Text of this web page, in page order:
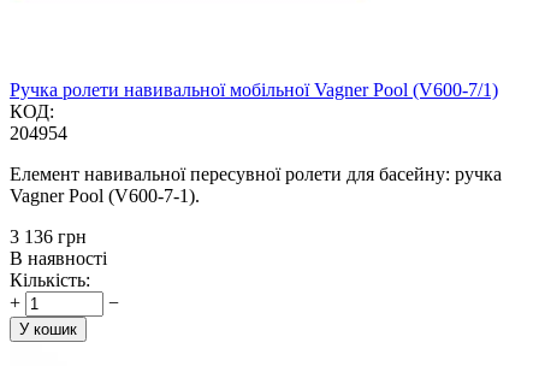
Ручка ролети навивальної мобільної Vagner Pool (V600-7/1)
КОД:
204954
Елемент навивальної пересувної ролети для басейну: ручка
Vagner Pool (V600-7-1).
‍3 136‍ грн
В наявності
Кількість:
+
−
У кошик